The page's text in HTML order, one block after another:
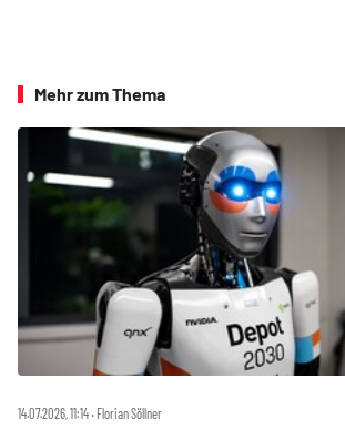
Mehr zum Thema
14.07.2026, 11:14 ‧ Florian Söllner